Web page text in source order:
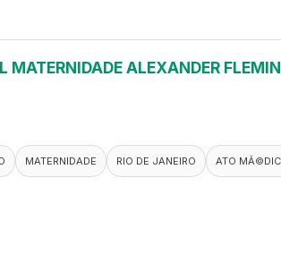
ALEXANDER
MATERNIDADE RIO DE JANEIRO ATO